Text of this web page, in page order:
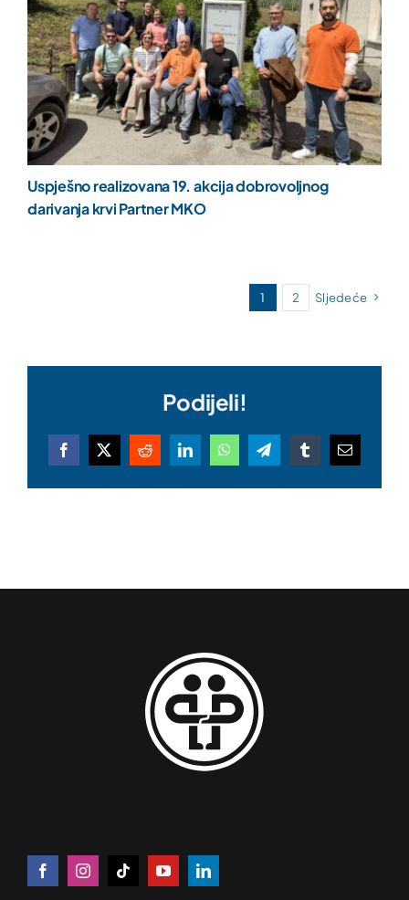
Uspješno realizovana 19. akcija dobrovoljnog
darivanja krvi Partner MKO
1 2 Sljedeće
Podijeli!
Facebook
X RedditLinkedInWhatsAppTelegramTumblrEmail